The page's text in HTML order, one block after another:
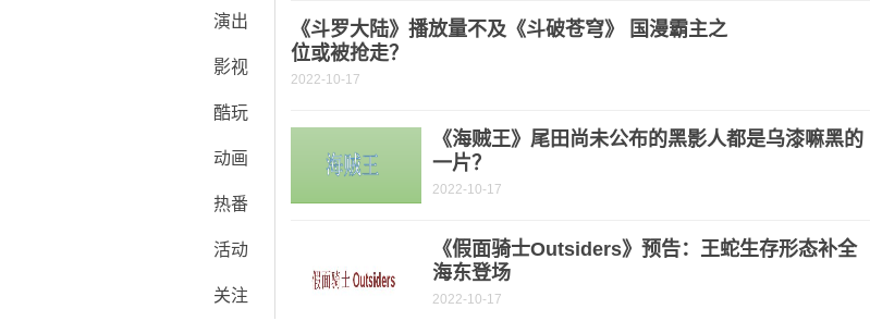
演出
影视
酷玩
动画
热番
活动
关注
《斗罗大陆》播放量不及《斗破苍穹》 国漫霸主之
位或被抢走？
2022-10-17
《海贼王》尾田尚未公布的黑影人都是乌漆嘛黑的
一片？
2022-10-17
《假面骑士Outsiders》预告：王蛇生存形态补全
海东登场
2022-10-17